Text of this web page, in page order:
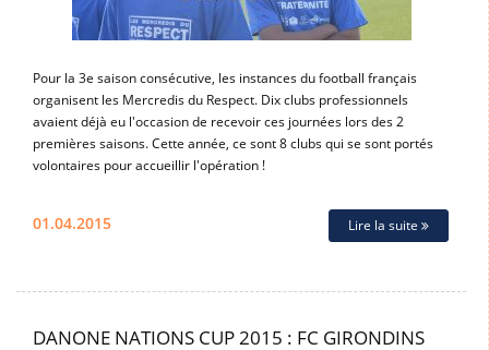
Pour la 3e saison consécutive, les instances du football français
organisent les Mercredis du Respect. Dix clubs professionnels
avaient déjà eu l'occasion de recevoir ces journées lors des 2
premières saisons. Cette année, ce sont 8 clubs qui se sont portés
volontaires pour accueillir l'opération !
01.04.2015 Lire la suite
DANONE NATIONS CUP 2015 : FC GIRONDINS